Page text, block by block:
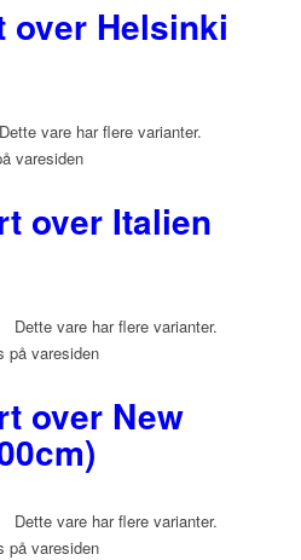
over Helsinki
Dette vare har flere varianter.
varesiden
over Italien
Dette vare har flere varianter.
på varesiden
over New
Dette vare har flere varianter.
på varesiden